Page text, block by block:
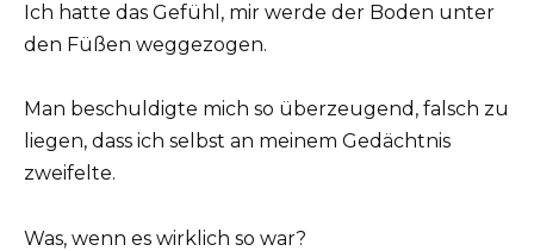
Ich hatte das Gefühl, mir werde der Boden unter
den Füßen weggezogen.
Man beschuldigte mich so überzeugend, falsch zu
liegen, dass ich selbst an meinem Gedächtnis
zweifelte.
Was, wenn es wirklich so war?